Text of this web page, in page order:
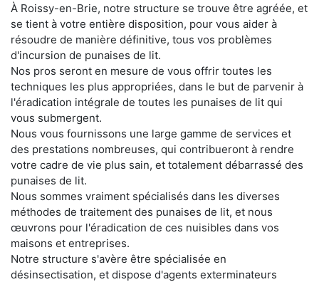
À Roissy-en-Brie, notre structure se trouve être agréée, et
se tient à votre entière disposition, pour vous aider à
résoudre de manière définitive, tous vos problèmes
d'incursion de punaises de lit.
Nos pros seront en mesure de vous offrir toutes les
techniques les plus appropriées, dans le but de parvenir à
l'éradication intégrale de toutes les punaises de lit qui
vous submergent.
Nous vous fournissons une large gamme de services et
des prestations nombreuses, qui contribueront à rendre
votre cadre de vie plus sain, et totalement débarrassé des
punaises de lit.
Nous sommes vraiment spécialisés dans les diverses
méthodes de traitement des punaises de lit, et nous
œuvrons pour l'éradication de ces nuisibles dans vos
maisons et entreprises.
Notre structure s'avère être spécialisée en
désinsectisation, et dispose d'agents exterminateurs